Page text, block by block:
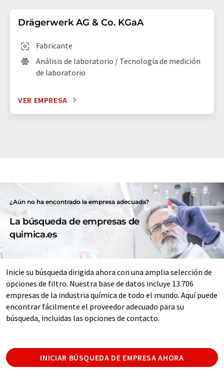
Drägerwerk AG & Co. KGaA
Fabricante
Análisis de laboratorio / Tecnología de medición
de laboratorio
VER EMPRESA
¿Aún no ha encontrado la empresa adecuada?
La búsqueda de empresas de
quimica.es
Inicie su búsqueda dirigida ahora con una amplia selección de
opciones de filtro. Nuestra base de datos incluye 13.706
empresas de la industria química de todo el mundo. Aquí puede
encontrar fácilmente el proveedor adecuado para su
búsqueda, incluidas las opciones de contacto.
INICIAR BÚSQUEDA DE EMPRESA AHORA